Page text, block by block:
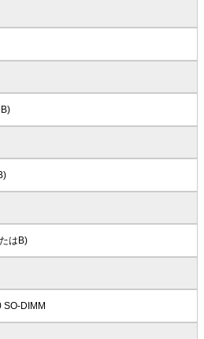
はB)
SO-DIMM